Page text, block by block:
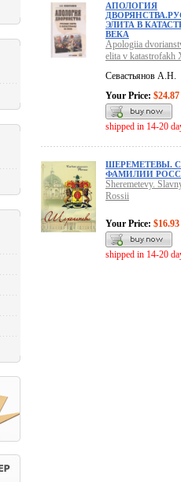
АПОЛОГИЯ
ЭЛИТА В
ВЕКА
Apologiia
elita v katastrofakh
Севастьянов А.Н.
Your Price: $24.87
shipped in 14-20
ШЕРЕМЕТЕВЫ.
ФАМИЛИИ
Sheremetevy.
Rossii
Your Price: $16.93
shipped in 14-20